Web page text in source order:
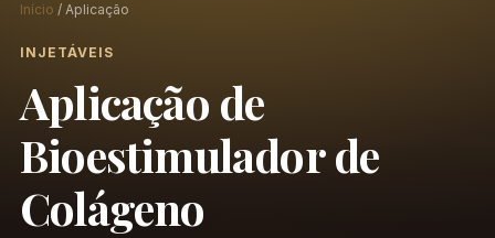
Início / Aplicação
INJETÁVEIS
Aplicação de
Bioestimulador de
Colágeno